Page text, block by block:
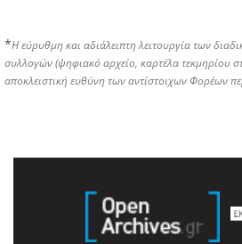
*Η εύρυθμη και αδιάλειπτη λειτουργία των
συλλογών (ψηφιακό αρχείο, καρτέλα τεκμηρίου
αποκλειστική ευθύνη των αντίστοιχων Φορέων